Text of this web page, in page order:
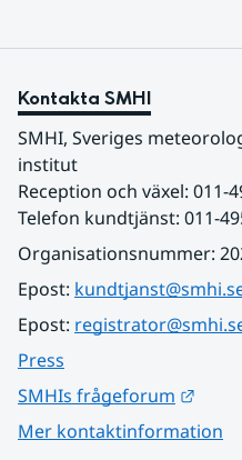
Kontakta SMHI
SMHI, Sveriges
institut
Reception och växel: 011-
Telefon kundtjänst: 011-
Organisationsnummer:
Epost:
Epost:
Press
SMHIs frågeforum
Mer kontaktinformation